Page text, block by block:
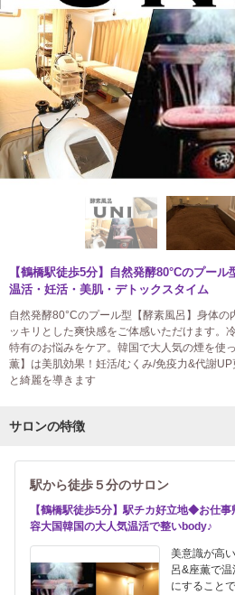
【鶴橋駅徒歩5分】自然発酵80°Cのプール
温活・妊活・美肌・デトックスタイム
自然発酵80°Cのプール型【酵素風呂】身体
ッキリとした爽快感をご体感いただけます。
特有のお悩みをケア。韓国で大人気の煙を使
薫】は美肌効果！妊活/むくみ/免疫力&代謝
と綺麗を導きます
サロンの特徴
駅から徒歩５分のサロン
【鶴橋駅徒歩5分】駅チカ好立地◆お仕
容大国韓国の大人気温活で整いbody♪
美意識が高
呂&座薫で
にすること